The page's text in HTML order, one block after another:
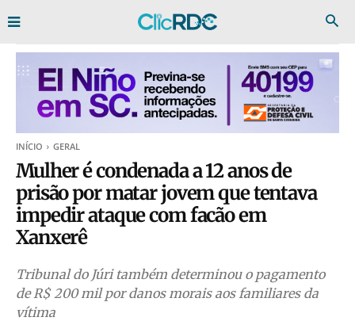
INÍCIO GERAL
Mulher é condenada a 12 anos de
prisão por matar jovem que tentava
impedir ataque com facão em
Xanxerê
Tribunal do Júri também determinou o pagamento
de R$ 200 mil por danos morais aos familiares da
vítima